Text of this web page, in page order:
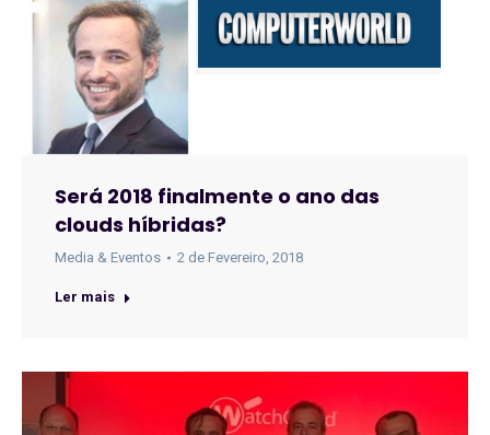
Será 2018 finalmente o ano das
clouds híbridas?
Media & Eventos 2 de Fevereiro, 2018
Ler mais